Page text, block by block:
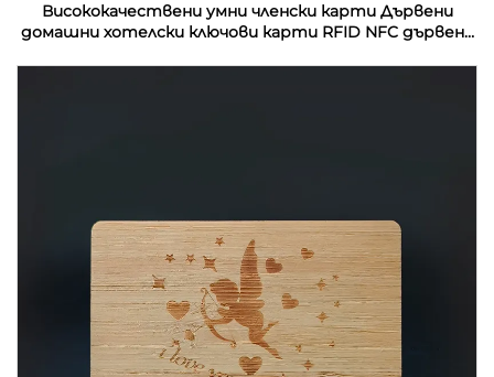
Висококачествени умни членски карти Дървени
домашни хотелски ключови карти RFID NFC дървени